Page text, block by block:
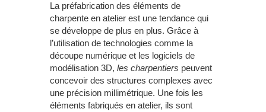
La préfabrication des éléments de
charpente en atelier est une tendance qui
se développe de plus en plus. Grâce à
l’utilisation de technologies comme la
découpe numérique et les logiciels de
modélisation 3D, les charpentiers peuvent
concevoir des structures complexes avec
une précision millimétrique. Une fois les
éléments fabriqués en atelier, ils sont